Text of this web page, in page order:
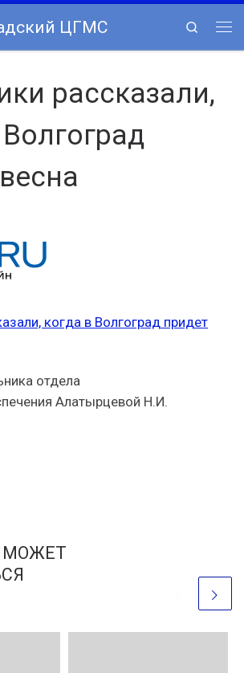
ЦГМС
Search
рассказали,
когда в Волгоград придет
отдела
Алатырцевой Н.И.
МОЖЕТ